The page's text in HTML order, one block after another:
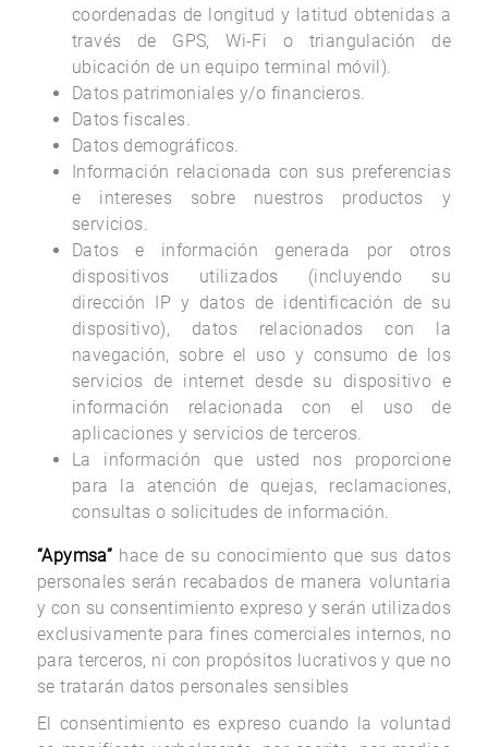
coordenadas de longitud y latitud obtenidas a
través de GPS, Wi-Fi o triangulación de
ubicación de un equipo terminal móvil).
Datos patrimoniales y/o financieros.
Datos fiscales.
Datos demográficos.
Información relacionada con sus preferencias
e intereses sobre nuestros productos y
servicios.
Datos e información generada por otros
dispositivos utilizados (incluyendo su
dirección IP y datos de identificación de su
dispositivo), datos relacionados con la
navegación, sobre el uso y consumo de los
servicios de internet desde su dispositivo e
información relacionada con el uso de
aplicaciones y servicios de terceros.
La información que usted nos proporcione
para la atención de quejas, reclamaciones,
consultas o solicitudes de información.
“Apymsa” hace de su conocimiento que sus datos
personales serán recabados de manera voluntaria
y con su consentimiento expreso y serán utilizados
exclusivamente para fines comerciales internos, no
para terceros, ni con propósitos lucrativos y que no
se tratarán datos personales sensibles
El consentimiento es expreso cuando la voluntad